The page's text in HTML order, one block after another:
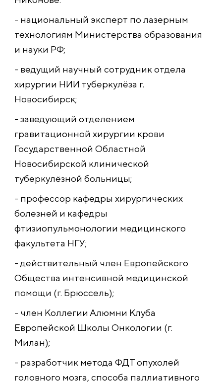
- национальный эксперт по лазерным
технологиям Министерства образования
и науки РФ;
- ведущий научный сотрудник отдела
хирургии НИИ туберкулёза г.
Новосибирск;
- заведующий отделением
гравитационной хирургии крови
Государственной Областной
Новосибирской клинической
туберкулёзной больницы;
- профессор кафедры хирургических
болезней и кафедры
фтизиопульмонологии медицинского
факультета НГУ;
- действительный член Европейского
Общества интенсивной медицинской
помощи (г. Брюссель);
- член Коллегии Алюмни Клуба
Европейской Школы Онкологии (г.
Милан);
- разработчик метода ФДТ опухолей
головного мозга, способа паллиативного